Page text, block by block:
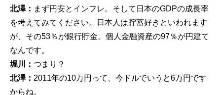
北澤： まず円安とインフレ。そして日本のGDPの成長率
を考えてみてください。日本人は貯蓄好きといわれます
が、その53％が銀行貯金。個人金融資産の97％が円建て
なんです。
堀川： つまり？
北澤： 2011年の10万円って、今ドルでいうと6万円です
からね。